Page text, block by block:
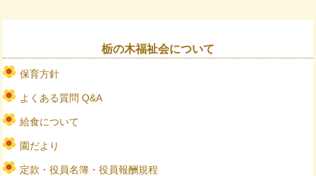
栃の木福祉会について
保育方針
よくある質問 Q&A
給食について
園だより
定款・役員名簿・役員報酬規程